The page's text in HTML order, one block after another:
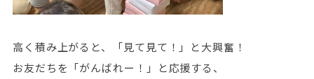
高く積み上がると、「見て見て！」と大興奮！
お友だちを「がんばれー！」と応援する、